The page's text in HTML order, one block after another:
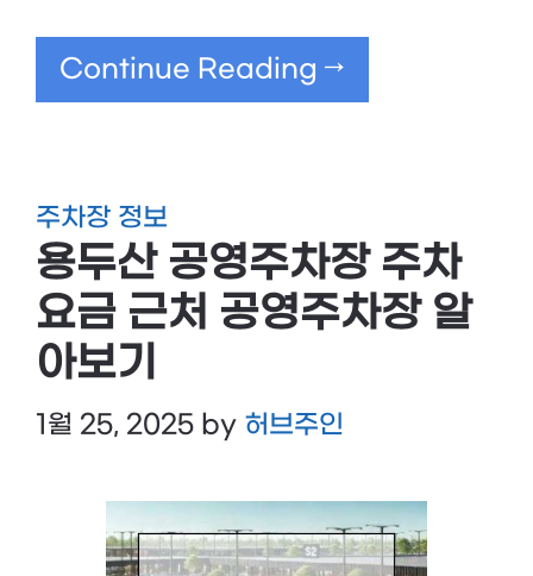
Continue Reading →
주차장 정보
용두산 공영주차장 주차
요금 근처 공영주차장 알
아보기
1월 25, 2025 by 허브주인